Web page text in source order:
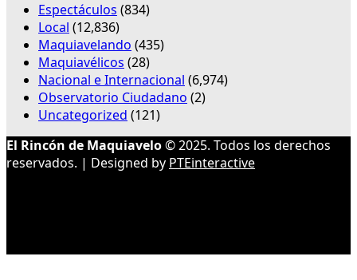
Espectáculos (834)
Local (12,836)
Maquiavelando (435)
Maquiavélicos (28)
Nacional e Internacional (6,974)
Observatorio Ciudadano (2)
Uncategorized (121)
El Rincón de Maquiavelo© 2025. Todos los derechos
reservados. | Designed by PTEinteractive